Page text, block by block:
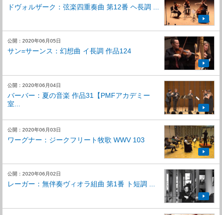
ドヴォルザーク：弦楽四重奏曲 第12番 ヘ長調 ...
公開：2020年06月05日
サン=サーンス：幻想曲 イ長調 作品124
公開：2020年06月04日
バーバー：夏の音楽 作品31【PMFアカデミー
室...
公開：2020年06月03日
ワーグナー：ジークフリート牧歌 WWV 103
公開：2020年06月02日
レーガー：無伴奏ヴィオラ組曲 第1番 ト短調 ...